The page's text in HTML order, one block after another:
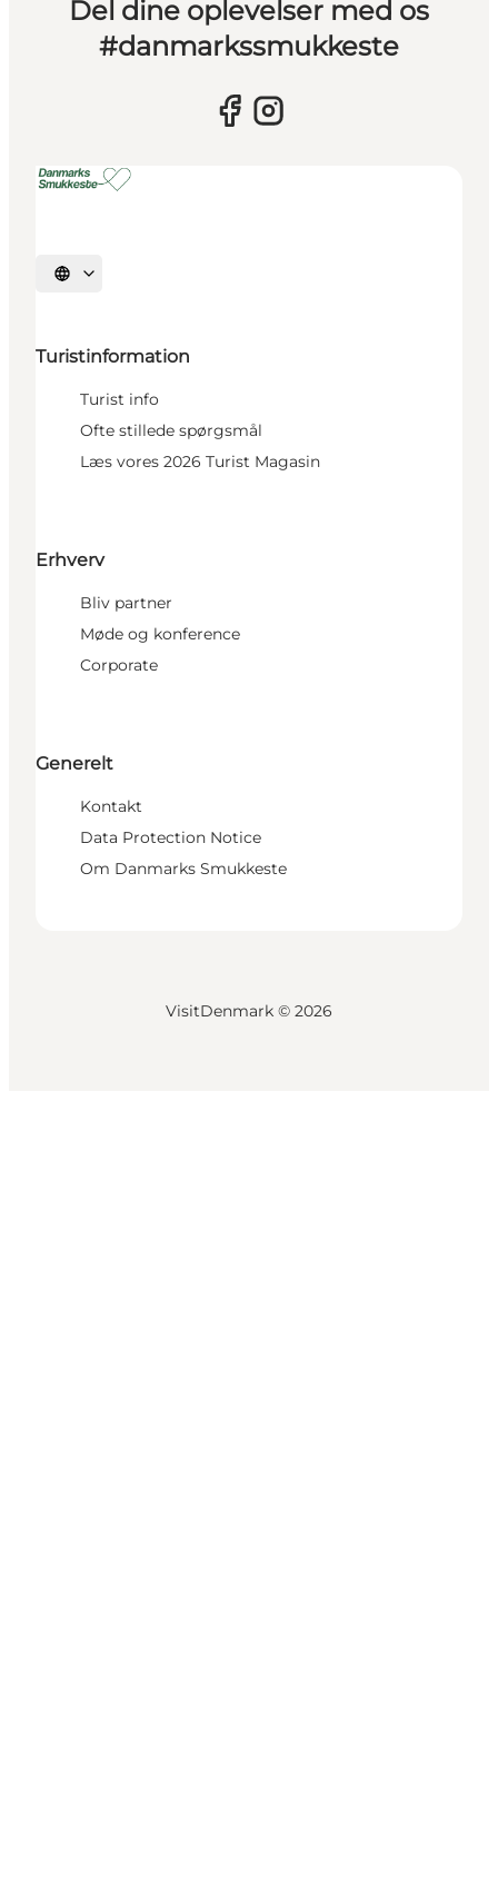
Del dine oplevelser med os
#danmarkssmukkeste
Vælg sprog
Turistinformation
Turist info
Ofte stillede spørgsmål
Læs vores 2026 Turist Magasin
Erhverv
Bliv partner
Møde og konference
Corporate
Generelt
Kontakt
Data Protection Notice
Om Danmarks Smukkeste
VisitDenmark © 2026